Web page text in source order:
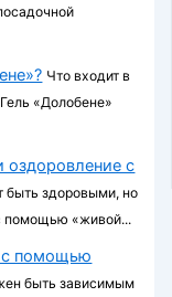
Что входит в
«Долобене»
с
быть здоровыми, но
помощью «живой...
с помощью
быть зависимым